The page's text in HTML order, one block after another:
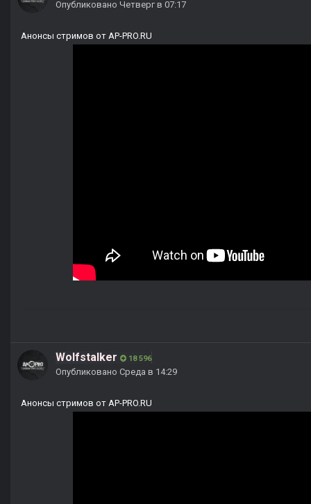
Опубликовано Четверг в 07:17
Анонсы стримов от AP-PRO.RU
Wolfstalker 18 596
Опубликовано Среда в 14:29
Анонсы стримов от AP-PRO.RU